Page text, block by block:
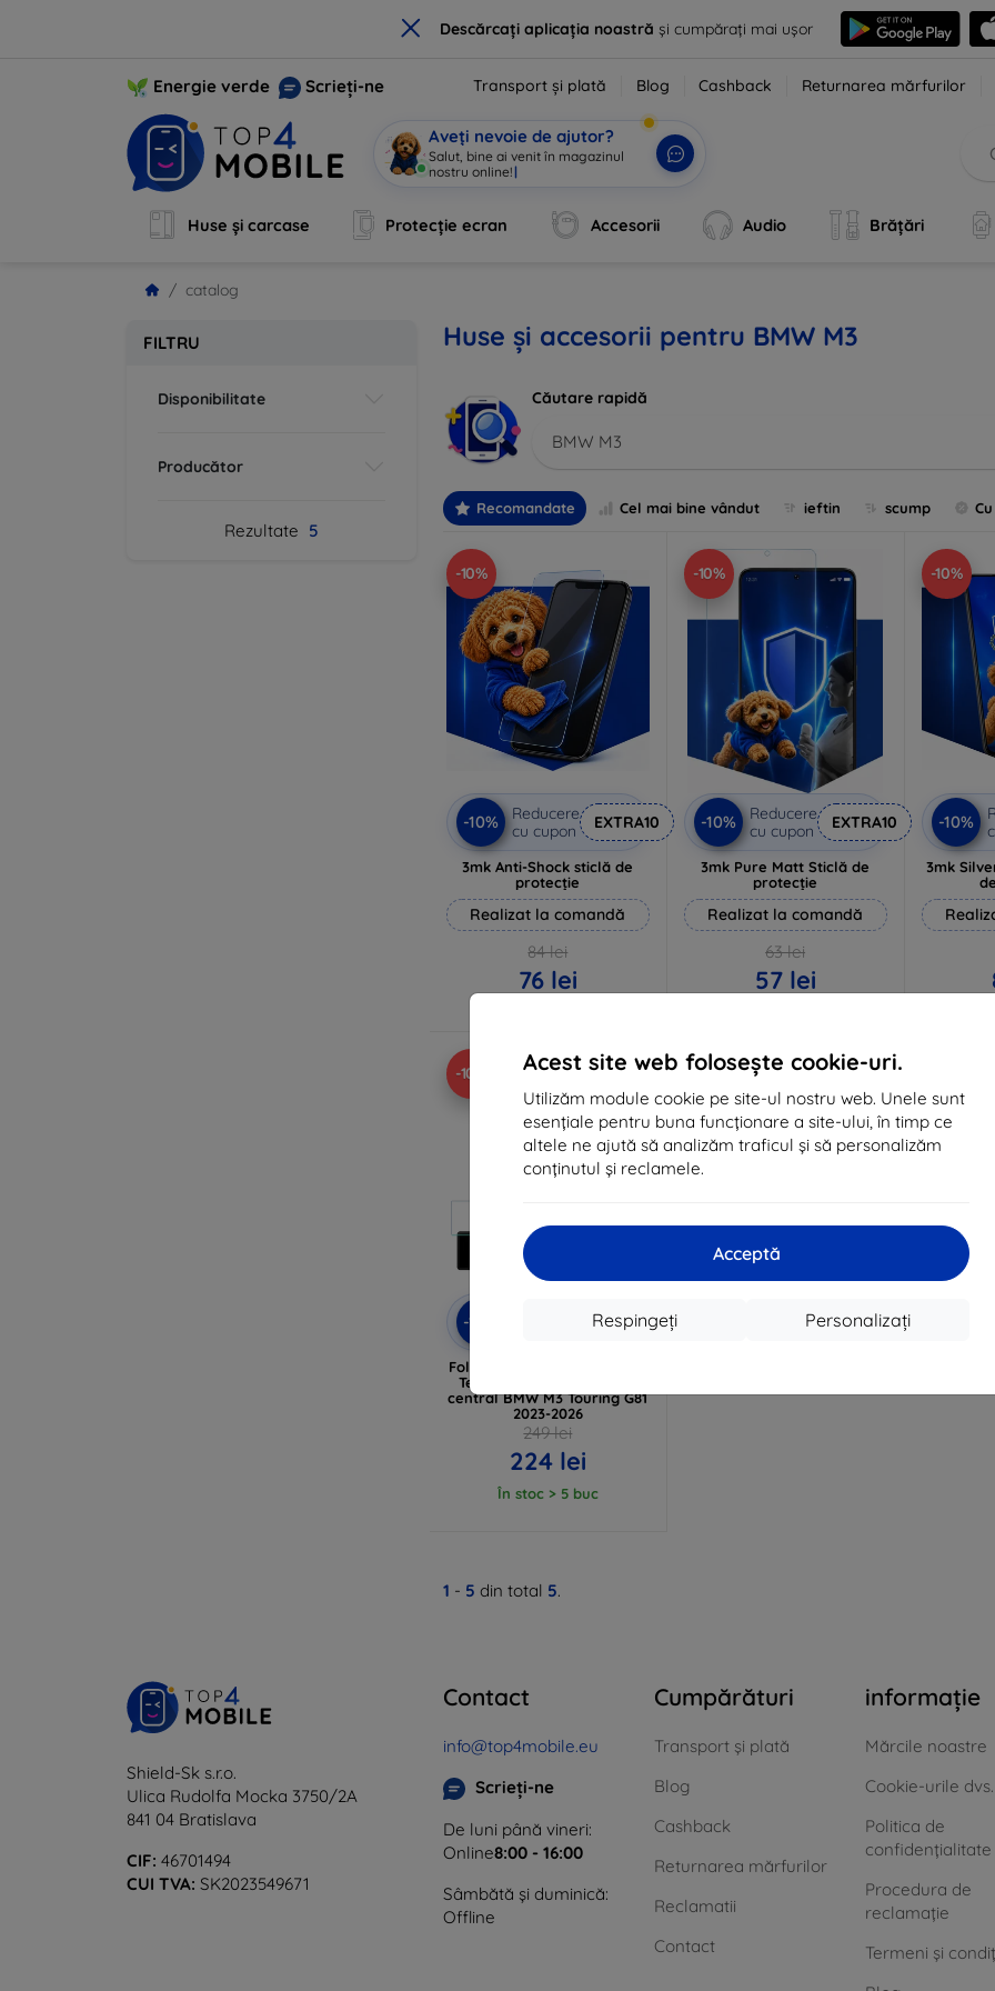
× Descărcați aplicația noastră și cumpărați mai ușor
Acest site web folosește cookie-uri.
Utilizăm module cookie pe site-ul nostru web. Unele sunt
esențiale pentru buna funcționare a site-ului, în timp ce
altele ne ajută să analizăm traficul și să personalizăm
conținutul și reclamele.
Acceptă
Personalizați
Respingeți
Energie verde Scrieți-ne Transport și plată Blog Cashback Returnarea mărfurilor
Aveți nevoie de ajutor?
Salut, bine ai venit în magazinul
nostru online!|
Huse și carcase Protecție ecran Accesorii Audio Brățări
catalog
FILTRU
Disponibilitate
Producător
Rezultate 5
Huse și accesorii pentru BMW M3
Căutare rapidă
BMW M3
Recomandate Cel mai bine vândut ieftin scump
-10%
-10%
Reducere
cu cupon
EXTRA10
3mk Anti-Shock sticlă de
protecție
Realizat la comandă
84 lei
76 lei
-10%
-10%
Reducere
cu cupon
EXTRA10
3mk Pure Matt Sticlă de
protecție
Realizat la comandă
63 lei
57 lei
-10%
-10%
3mk
-10%
-10% EXTRA10
Folie de protecție mată 3mk
TechWrap pentru afișajul
central BMW M3 Touring G81
2023-2026
249 lei
224 lei
În stoc > 5 buc
1 - 5 din total 5.
Shield-Sk s.r.o.
Ulica Rudolfa Mocka 3750/2A
841 04 Bratislava
CIF: 46701494
CUI TVA: SK2023549671
Contact
info@top4mobile.eu
Scrieți-ne
De luni până vineri:
Online8:00 - 16:00
Sâmbătă și duminică:
Offline
Cumpărături
Transport și plată
Blog
Cashback
Returnarea mărfurilor
Reclamatii
Contact
informație
Mărcile noastre
Cookie-urile dvs.
Politica de
confidențialitate
Procedura de
reclamație
Termeni și